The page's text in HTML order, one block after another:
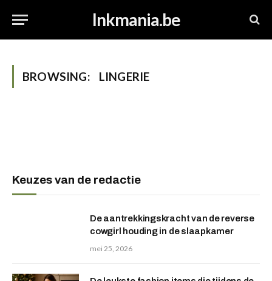
Inkmania.be
BROWSING: LINGERIE
Keuzes van de redactie
De aantrekkingskracht van de reverse
cowgirl houding in de slaapkamer
mei 25, 2026